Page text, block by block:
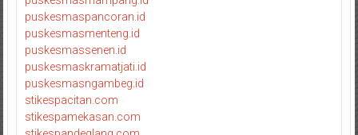
puskesmaspancoran.id
puskesmasmenteng.id
puskesmassenen.id
puskesmaskramatjati.id
puskesmasngambeg.id
stikespacitan.com
stikespamekasan.com